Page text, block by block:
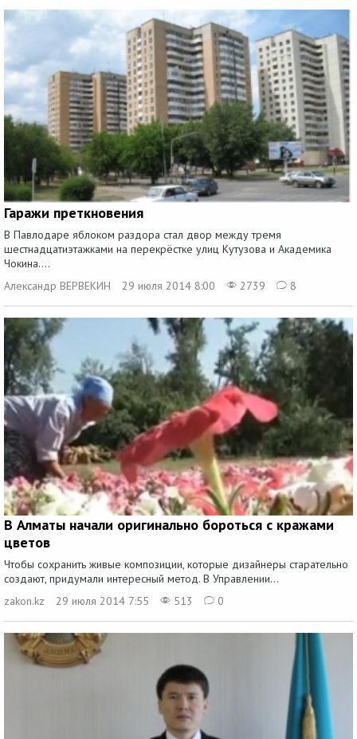
Гаражи преткновения
В Павлодаре яблоком раздора стал двор между тремя
шестнадцатиэтажками на перекрёстке улиц Кутузова и Академика
Чокина....
Александр ВЕРВЕКИН
29 июля 2014 8:00 2739 8
В Алматы начали оригинально бороться с кражами
цветов
Чтобы сохранить живые композиции, которые дизайнеры старательно
создают, придумали интересный метод. В Управлении...
zakon.kz
29 июля 2014 7:55 513 0